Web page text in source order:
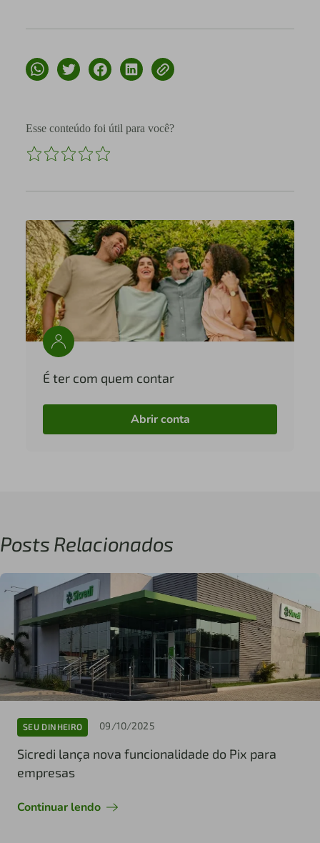
Esse conteúdo foi útil para você?
É ter com quem contar
Abrir conta
Posts Relacionados
SEU DINHEIRO 09/10/2025
Sicredi lança nova funcionalidade do Pix para
empresas
Continuar lendo